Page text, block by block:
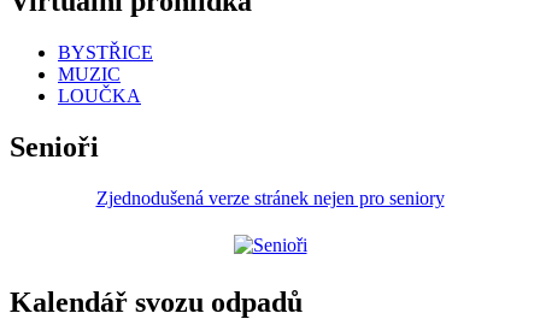
BYSTŘICE
MUZIC
LOUČKA
Senioři
Zjednodušená verze stránek nejen pro seniory
Kalendář svozu odpadů